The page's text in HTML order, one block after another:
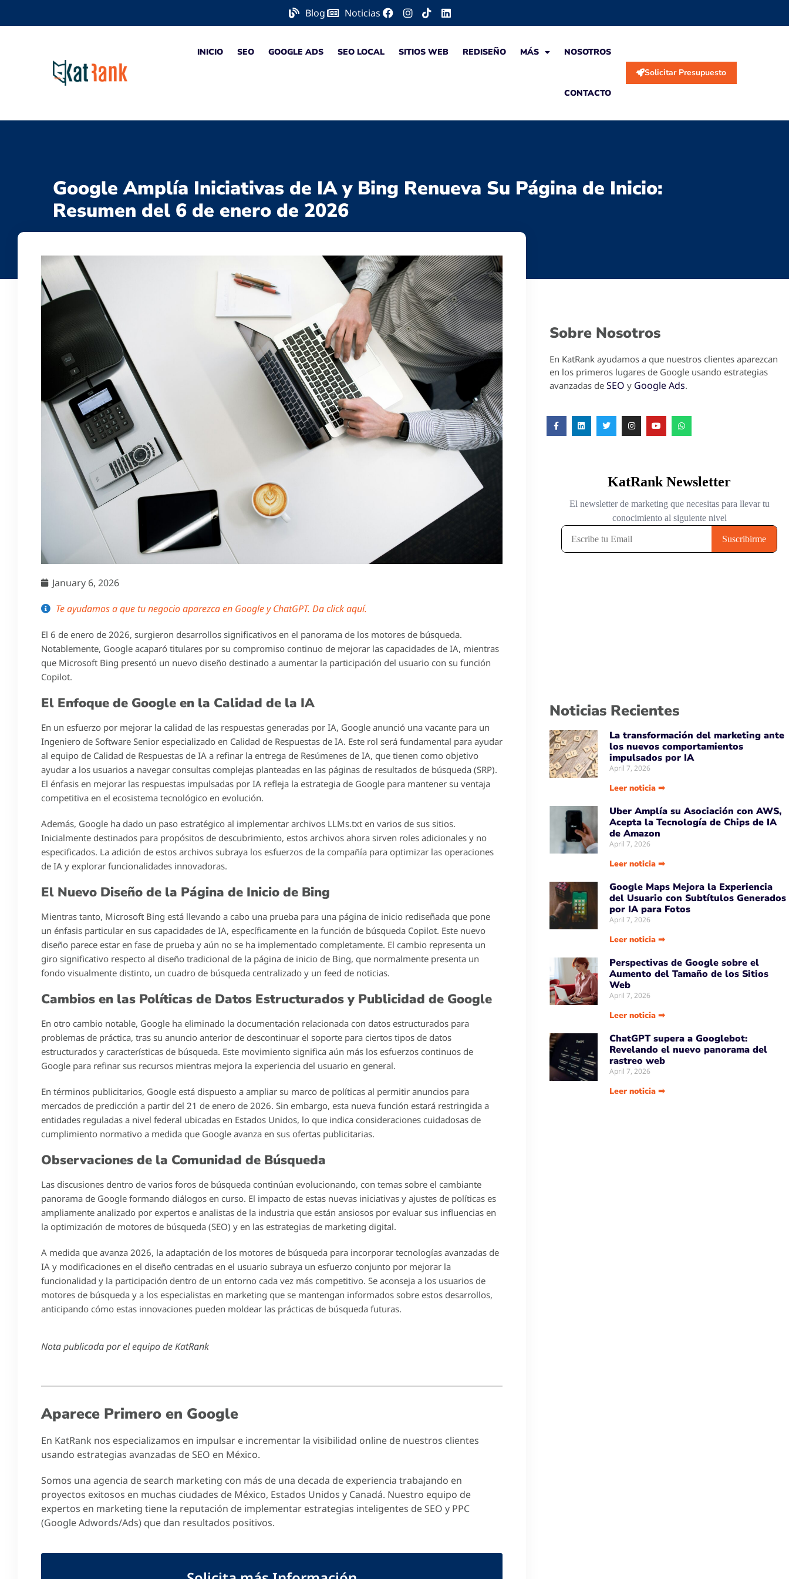
Blog Noticias
INICIO SEO GOOGLE ADS SEO LOCAL SITIOS WEB REDISEÑO MÁS NOSOTROS
CONTACTO
Solicitar Presupuesto
Google Amplía Iniciativas de IA y Bing Renueva Su Página de Inicio:
Resumen del 6 de enero de 2026
January 6, 2026
Te ayudamos a que tu negocio aparezca en Google y ChatGPT. Da click aquí.
El 6 de enero de 2026, surgieron desarrollos significativos en el panorama de los motores de búsqueda.
Notablemente, Google acaparó titulares por su compromiso continuo de mejorar las capacidades de IA, mientras
que Microsoft Bing presentó un nuevo diseño destinado a aumentar la participación del usuario con su función
Copilot.
El Enfoque de Google en la Calidad de la IA
En un esfuerzo por mejorar la calidad de las respuestas generadas por IA, Google anunció una vacante para un
Ingeniero de Software Senior especializado en Calidad de Respuestas de IA. Este rol será fundamental para ayudar
al equipo de Calidad de Respuestas de IA a refinar la entrega de Resúmenes de IA, que tienen como objetivo
ayudar a los usuarios a navegar consultas complejas planteadas en las páginas de resultados de búsqueda (SRP).
El énfasis en mejorar las respuestas impulsadas por IA refleja la estrategia de Google para mantener su ventaja
competitiva en el ecosistema tecnológico en evolución.
Además, Google ha dado un paso estratégico al implementar archivos LLMs.txt en varios de sus sitios.
Inicialmente destinados para propósitos de descubrimiento, estos archivos ahora sirven roles adicionales y no
especificados. La adición de estos archivos subraya los esfuerzos de la compañía para optimizar las operaciones
de IA y explorar funcionalidades innovadoras.
El Nuevo Diseño de la Página de Inicio de Bing
Mientras tanto, Microsoft Bing está llevando a cabo una prueba para una página de inicio rediseñada que pone
un énfasis particular en sus capacidades de IA, específicamente en la función de búsqueda Copilot. Este nuevo
diseño parece estar en fase de prueba y aún no se ha implementado completamente. El cambio representa un
giro significativo respecto al diseño tradicional de la página de inicio de Bing, que normalmente presenta un
fondo visualmente distinto, un cuadro de búsqueda centralizado y un feed de noticias.
Cambios en las Políticas de Datos Estructurados y Publicidad de Google
En otro cambio notable, Google ha eliminado la documentación relacionada con datos estructurados para
problemas de práctica, tras su anuncio anterior de descontinuar el soporte para ciertos tipos de datos
estructurados y características de búsqueda. Este movimiento significa aún más los esfuerzos continuos de
Google para refinar sus recursos mientras mejora la experiencia del usuario en general.
En términos publicitarios, Google está dispuesto a ampliar su marco de políticas al permitir anuncios para
mercados de predicción a partir del 21 de enero de 2026. Sin embargo, esta nueva función estará restringida a
entidades reguladas a nivel federal ubicadas en Estados Unidos, lo que indica consideraciones cuidadosas de
cumplimiento normativo a medida que Google avanza en sus ofertas publicitarias.
Observaciones de la Comunidad de Búsqueda
Las discusiones dentro de varios foros de búsqueda continúan evolucionando, con temas sobre el cambiante
panorama de Google formando diálogos en curso. El impacto de estas nuevas iniciativas y ajustes de políticas es
ampliamente analizado por expertos e analistas de la industria que están ansiosos por evaluar sus influencias en
la optimización de motores de búsqueda (SEO) y en las estrategias de marketing digital.
A medida que avanza 2026, la adaptación de los motores de búsqueda para incorporar tecnologías avanzadas de
IA y modificaciones en el diseño centradas en el usuario subraya un esfuerzo conjunto por mejorar la
funcionalidad y la participación dentro de un entorno cada vez más competitivo. Se aconseja a los usuarios de
motores de búsqueda y a los especialistas en marketing que se mantengan informados sobre estos desarrollos,
anticipando cómo estas innovaciones pueden moldear las prácticas de búsqueda futuras.
Nota publicada por el equipo de KatRank
Aparece Primero en Google
En KatRank nos especializamos en impulsar e incrementar la visibilidad online de nuestros clientes
usando estrategias avanzadas de SEO en México.
Somos una agencia de search marketing con más de una decada de experiencia trabajando en
proyectos exitosos en muchas ciudades de México, Estados Unidos y Canadá. Nuestro equipo de
expertos en marketing tiene la reputación de implementar estrategias inteligentes de SEO y PPC
(Google Adwords/Ads) que dan resultados positivos.
Sobre Nosotros
En KatRank ayudamos a que nuestros clientes aparezcan
en los primeros lugares de Google usando estrategias
avanzadas de SEO y Google Ads.
Noticias Recientes
La transformación del marketing ante
los nuevos comportamientos
impulsados por IA
April 7, 2026
Leer noticia ➡
Uber Amplía su Asociación con AWS,
Acepta la Tecnología de Chips de IA
de Amazon
April 7, 2026
Leer noticia ➡
Google Maps Mejora la Experiencia
del Usuario con Subtítulos Generados
por IA para Fotos
April 7, 2026
Leer noticia ➡
Perspectivas de Google sobre el
Aumento del Tamaño de los Sitios
Web
April 7, 2026
Leer noticia ➡
ChatGPT supera a Googlebot:
Revelando el nuevo panorama del
rastreo web
April 7, 2026
Leer noticia ➡